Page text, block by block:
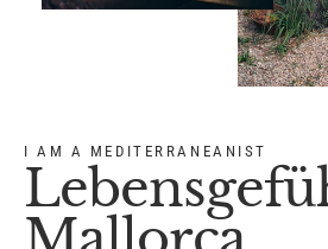
I AM A MEDITERRANEANIST